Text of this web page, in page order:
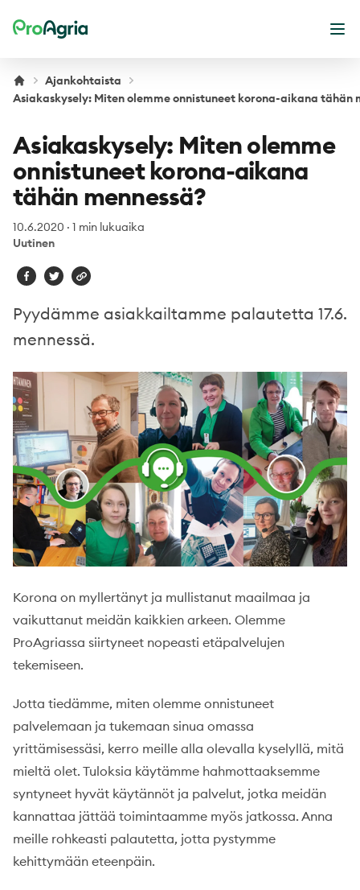
ProAgria
Ajankohtaista
Asiakaskysely: Miten olemme onnistuneet korona-aikana tähän
Asiakaskysely: Miten olemme
onnistuneet korona-aikana
tähän mennessä?
10.6.2020 · 1 min lukuaika
Uutinen
Pyydämme asiakkailtamme palautetta 17.6.
mennessä.
Korona on myllertänyt ja mullistanut maailmaa ja
vaikuttanut meidän kaikkien arkeen. Olemme
ProAgriassa siirtyneet nopeasti etäpalvelujen
tekemiseen.
Jotta tiedämme, miten olemme onnistuneet
palvelemaan ja tukemaan sinua omassa
yrittämisessäsi, kerro meille alla olevalla kyselyllä, mitä
mieltä olet. Tuloksia käytämme hahmottaaksemme
syntyneet hyvät käytännöt ja palvelut, jotka meidän
kannattaa jättää toimintaamme myös jatkossa. Anna
meille rohkeasti palautetta, jotta pystymme
kehittymään eteenpäin.